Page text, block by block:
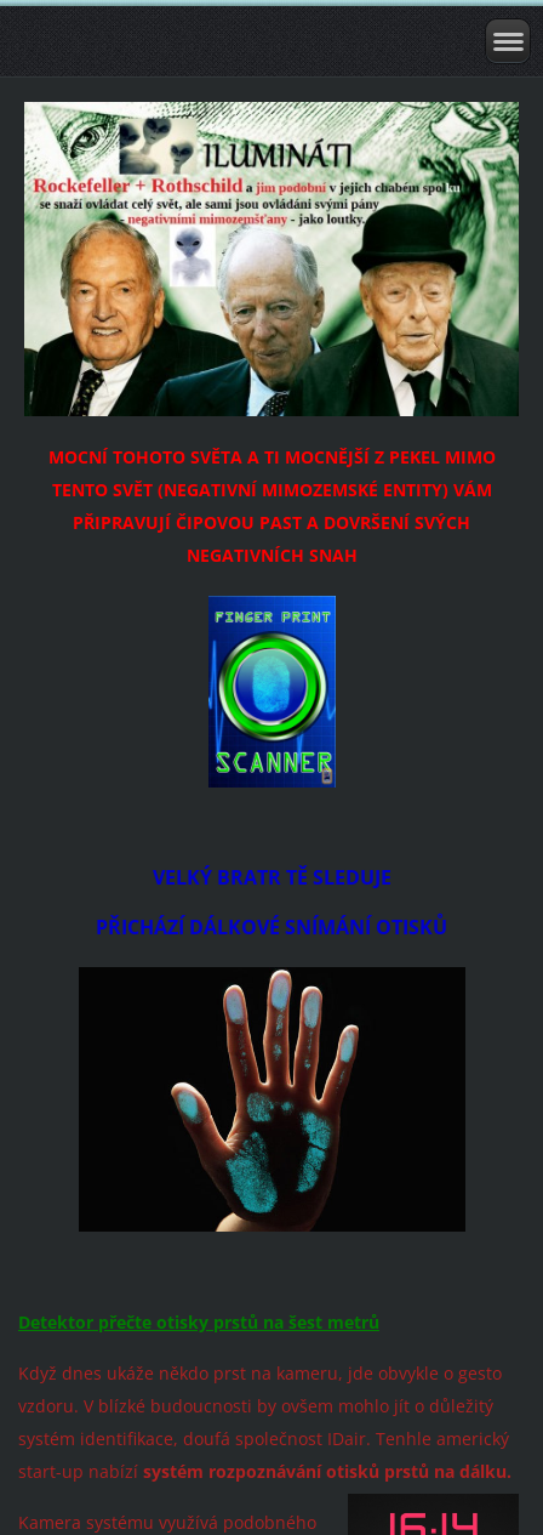
MOCNÍ TOHOTO SVĚTA A TI MOCNĚJŠÍ Z PEKEL MIMO
TENTO SVĚT (NEGATIVNÍ MIMOZEMSKÉ ENTITY) VÁM
PŘIPRAVUJÍ ČIPOVOU PAST A DOVRŠENÍ SVÝCH
NEGATIVNÍCH SNAH
VELKÝ BRATR TĚ SLEDUJE
PŘICHÁZÍ DÁLKOVÉ SNÍMÁNÍ OTISKŮ
Detektor přečte otisky prstů na šest metrů
Když dnes ukáže někdo prst na kameru, jde obvykle o gesto
vzdoru. V blízké budoucnosti by ovšem mohlo jít o důležitý
systém identifikace, doufá společnost IDair. Tenhle americký
start-up nabízí systém rozpoznávání otisků prstů na dálku.
Kamera systému využívá podobného